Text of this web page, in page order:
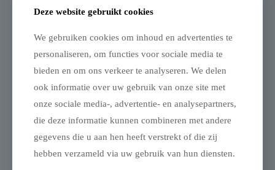
Gerelateerde producten
Deze website gebruikt cookies
We gebruiken cookies om inhoud en advertenties te
personaliseren, om functies voor sociale media te
bieden en om ons verkeer te analyseren. We delen
ook informatie over uw gebruik van onze site met
onze sociale media-, advertentie- en analysepartners,
die deze informatie kunnen combineren met andere
gegevens die u aan hen heeft verstrekt of die zij
hebben verzameld via uw gebruik van hun diensten.